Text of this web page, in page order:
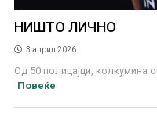
НИШТО ЛИЧНО
3 април 2026
Од 50 полицајци, колкумина
Повеќе